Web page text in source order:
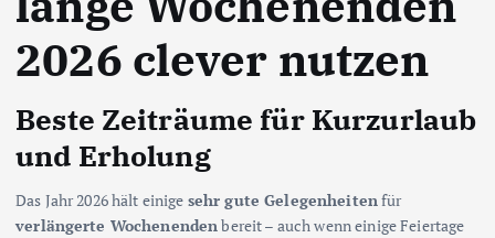
2026 clever nutzen
Beste Zeiträume für Kurzurlaub
und Erholung
Das Jahr 2026 hält einige sehr gute Gelegenheitenfür
verlängerte Wochenendenbereit – auch wenn einige Feiertage